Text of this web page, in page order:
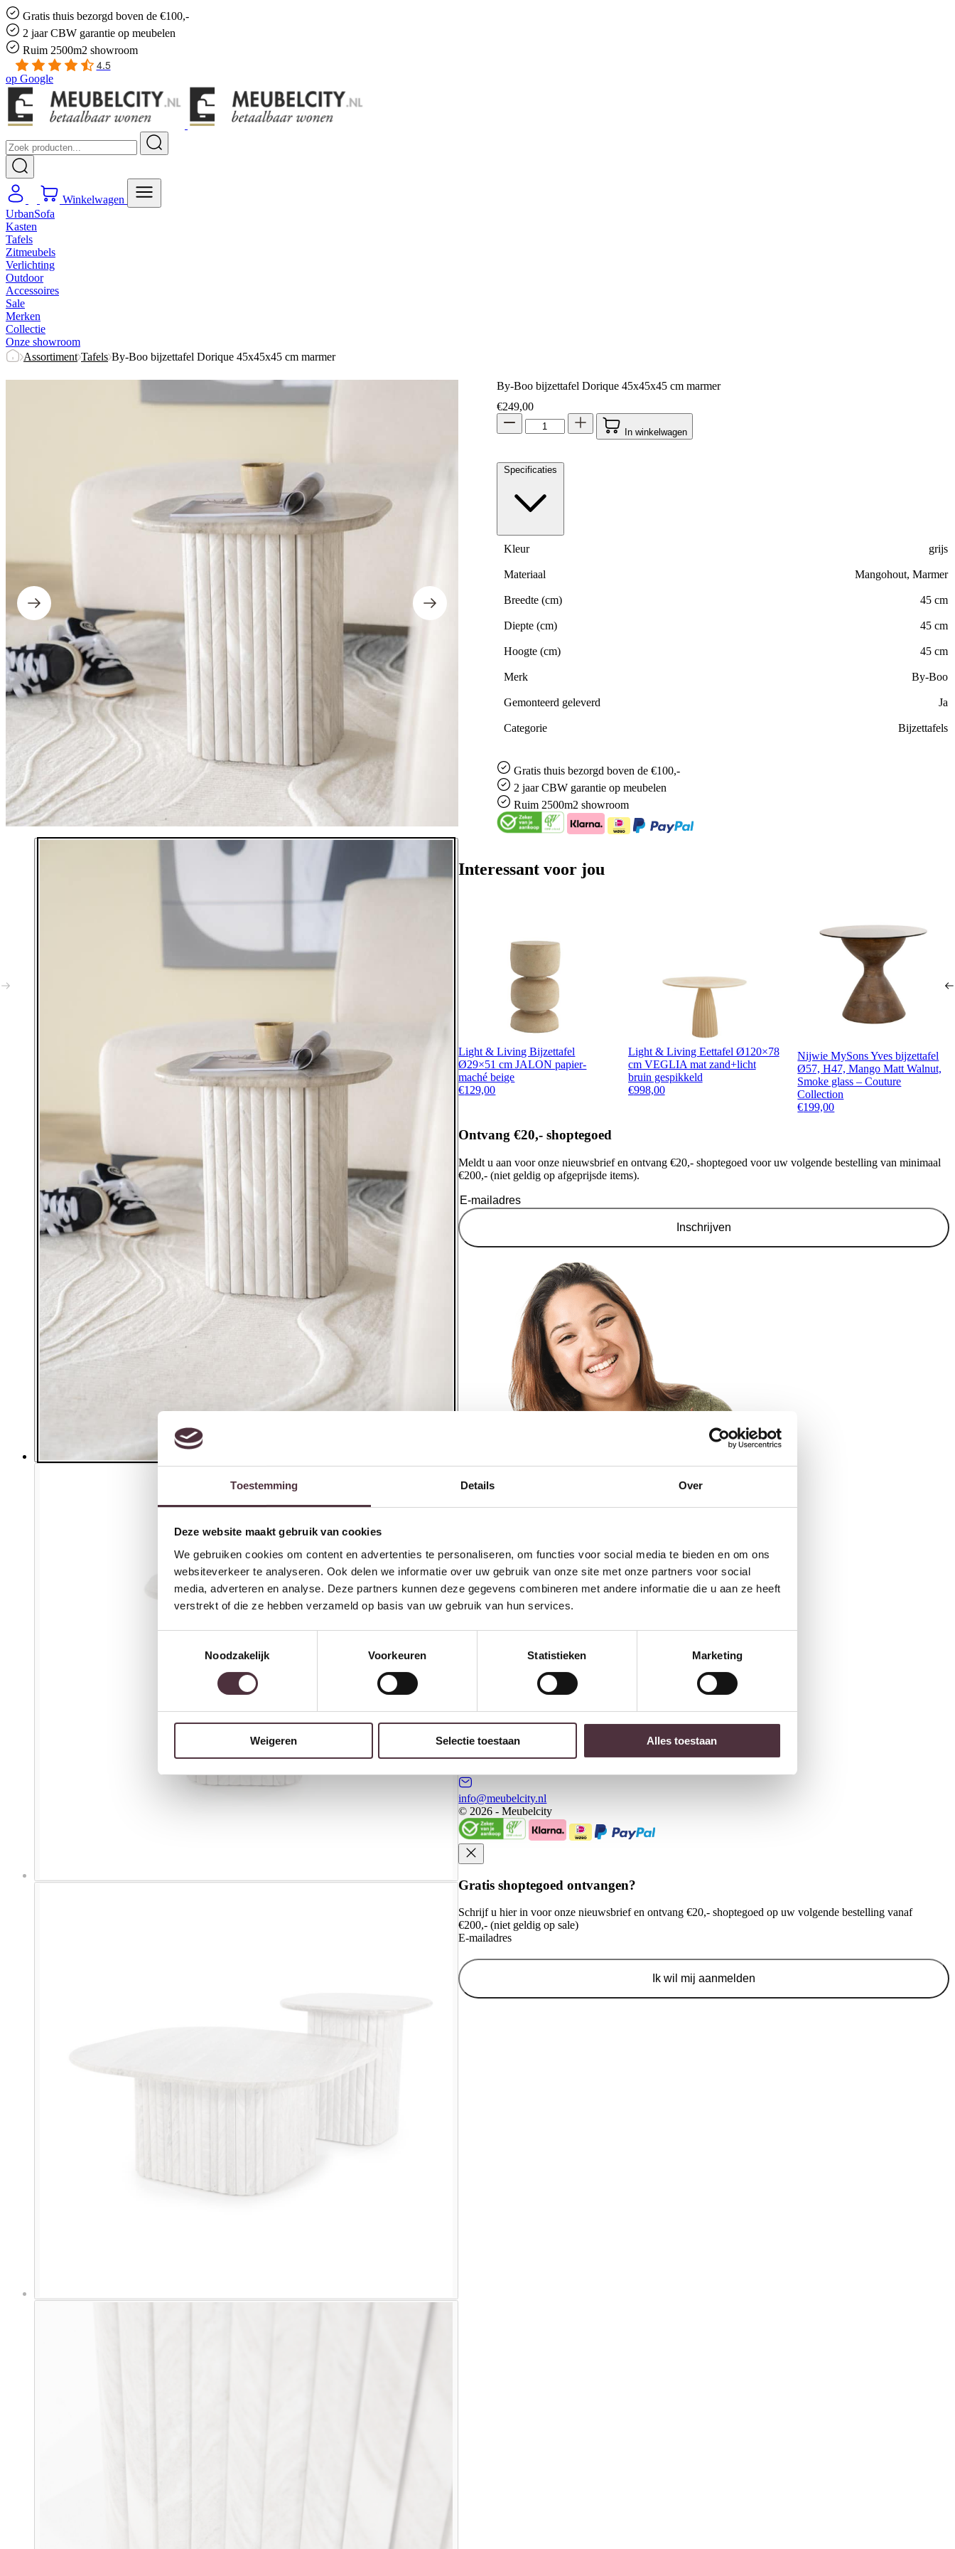
Toestemming Details Over
Deze website maakt gebruik van cookies
We gebruiken cookies om content en advertenties te personaliseren, om functies voor social media te bieden en om ons
websiteverkeer te analyseren. Ook delen we informatie over uw gebruik van onze site met onze partners voor social
media, adverteren en analyse. Deze partners kunnen deze gegevens combineren met andere informatie die u aan ze heeft
verstrekt of die ze hebben verzameld op basis van uw gebruik van hun services.
Noodzakelijk
Voorkeuren Statistieken Marketing
Weigeren Selectie toestaan Alles toestaan
Gratis thuis bezorgd boven de €100,-
2 jaar CBW garantie op meubelen
Ruim 2500m2 showroom
4.5
op Google
Winkelwagen
UrbanSofa
Kasten
Tafels
Zitmeubels
Verlichting
Outdoor
Accessoires
Sale
Merken
Collectie
Onze showroom
Assortiment Tafels By-Boo bijzettafel Dorique 45x45x45 cm marmer
By-Boo bijzettafel Dorique 45x45x45 cm marmer
€249,00
In winkelwagen
Specificaties
Kleur grijs
Materiaal Mangohout, Marmer
Breedte (cm) 45 cm
Diepte (cm) 45 cm
Hoogte (cm) 45 cm
Merk By-Boo
Gemonteerd geleverd Ja
Categorie Bijzettafels
Gratisthuis bezorgd boven de €100,-
2 jaar CBW garantieop meubelen
Ruim 2500m2 showroom
Interessant voor jou
Light & Living Bijzettafel
Ø29×51 cm JALON papier-
maché beige
€129,00
Light & Living Eettafel Ø120×78
cm VEGLIA mat zand+licht
bruin gespikkeld
€998,00
Nijwie MySons Yves bijzettafel
Ø57, H47, Mango Matt Walnut,
Smoke glass – Couture
Collection
€199,00
Ontvang €20,- shoptegoed
Meldt u aan voor onze nieuwsbrief en ontvang €20,- shoptegoed voor uw volgende bestelling van minimaal
€200,- (niet geldig op afgeprijsde items).
Inschrijven
Banken
Kasten
Koningsweg 20 - 2
3762 EC Soest
info@meubelcity.nl
© 2026 - Meubelcity
Gratis shoptegoed ontvangen?
Schrijf u hier in voor onze nieuwsbrief en ontvang €20,- shoptegoed op uw volgende bestelling vanaf
€200,- (niet geldig op sale)
E-mailadres
Ik wil mij aanmelden